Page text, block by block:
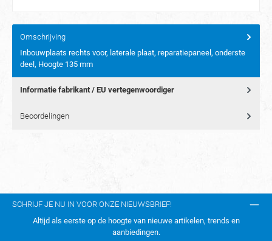
Omschrijving
Inbouwplaats rechts voor, laterale plaat, reparatiepaneel, onderste
deel, Hoogte 135 mm
Informatie fabrikant / EU vertegenwoordiger
Beoordelingen
SCHRIJF JE NU IN VOOR ONZE NIEUWSBRIEF!
Altijd als eerste op de hoogte van nieuwe artikelen, trends en
aanbiedingen.